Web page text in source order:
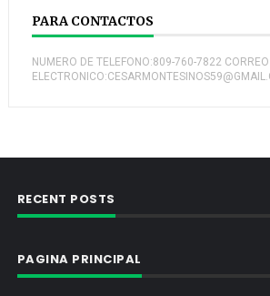
PARA CONTACTOS
NUMERO DE TELEFONO:809-760-7822 CORREO
RECENT POSTS
PAGINA PRINCIPAL